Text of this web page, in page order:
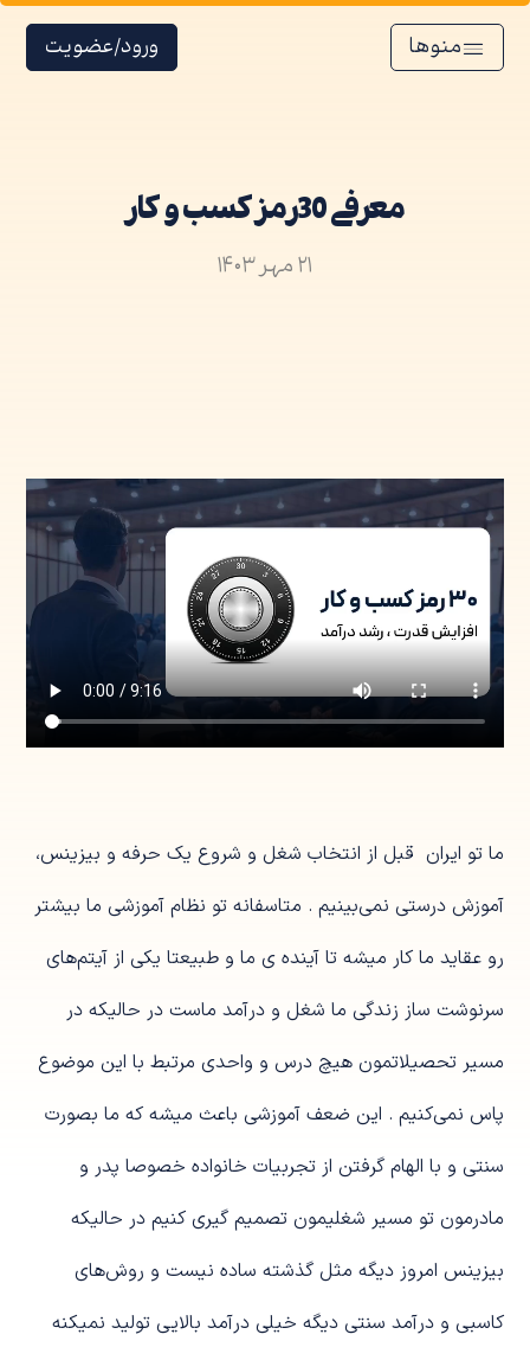
منوها ورود/عضویت
معرفی 30 رمز کسب و کار
۲۱ مهر ۱۴۰۳
ما تو ایران قبل از انتخاب شغل و شروع یک حرفه و بیزینس،
آموزش درستی نمی‌بینیم . متاسفانه تو نظام آموزشی ما بیشتر
رو عقاید ما کار میشه تا آینده ی ما و طبیعتا یکی از آیتم‌های
سرنوشت ساز زندگی ما شغل و درآمد ماست در حالیکه در
مسیر تحصیلاتمون هیچ درس و واحدی مرتبط با این موضوع
پاس نمی‌کنیم . این ضعف آموزشی باعث میشه که ما بصورت
سنتی و با الهام گرفتن از تجربیات خانواده خصوصا پدر و
مادرمون تو مسیر شغلیمون تصمیم گیری کنیم در حالیکه
بیزینس امروز دیگه مثل گذشته ساده نیست و روش‌های
کاسبی و درآمد سنتی دیگه خیلی درآمد بالایی تولید نمیکنه